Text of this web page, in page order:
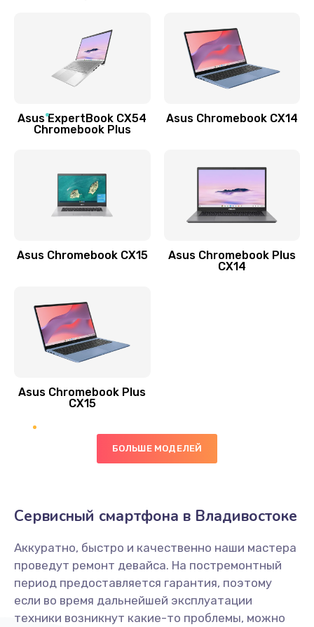
890 руб.
Замена стекла
Замена датчика приближения
Замена антенны
Заказать
890 руб.
Замена голосового динамика
Заказать
Замена основной камеры
490 руб.
Asus ExpertBook CX54
Chromebook Plus
Asus Chromebook CX14
Asus Chromebook CX15
Asus Chromebook Plus
CX14
Asus Chromebook Plus
CX15
БОЛЬШЕ МОДЕЛЕЙ
Сервисный смартфона в Владивостоке
Аккуратно, быстро и качественно наши мастера
проведут ремонт девайса. На постремонтный
период предоставляется гарантия, поэтому
если во время дальнейшей эксплуатации
техники возникнут какие-то проблемы, можно